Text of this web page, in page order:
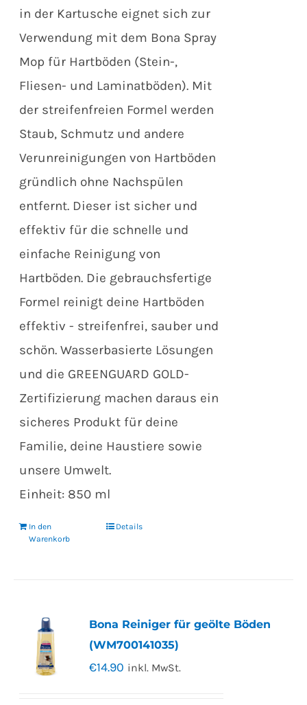
in der Kartusche eignet sich zur
Verwendung mit dem Bona Spray
Mop für Hartböden (Stein-,
Fliesen- und Laminatböden). Mit
der streifenfreien Formel werden
Staub, Schmutz und andere
Verunreinigungen von Hartböden
gründlich ohne Nachspülen
entfernt. Dieser ist sicher und
effektiv für die schnelle und
einfache Reinigung von
Hartböden. Die gebrauchsfertige
Formel reinigt deine Hartböden
effektiv - streifenfrei, sauber und
schön. Wasserbasierte Lösungen
und die GREENGUARD GOLD-
Zertifizierung machen daraus ein
sicheres Produkt für deine
Familie, deine Haustiere sowie
unsere Umwelt.
Einheit: 850 ml
In den
Warenkorb
Details
Bona Reiniger für geölte Böden
(WM700141035)
€14.90 inkl. MwSt.